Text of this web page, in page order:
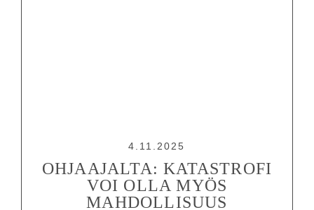
4.11.2025
OHJAAJALTA: KATASTROFI
VOI OLLA MYÖS
MAHDOLLISUUS